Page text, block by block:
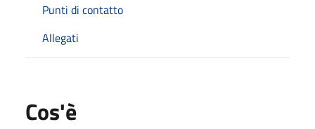
Punti di contatto
Allegati
Cos'è